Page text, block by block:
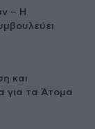
– Η
και
για τα Άτομα